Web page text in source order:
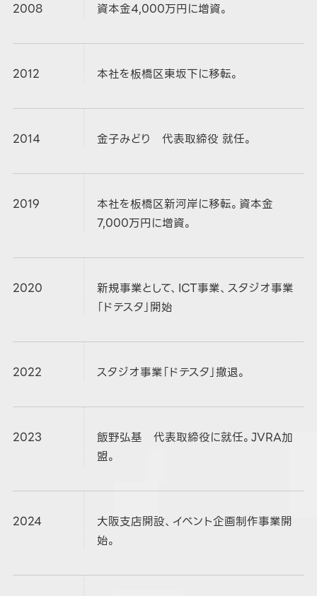
2008 資本金4,000万円に増資。
2012 本社を板橋区東坂下に移転。
2014 金子みどり 代表取締役 就任。
2019
本社を板橋区新河岸に移転。資本金
7,000万円に増資。
2020
新規事業として、ICT事業、スタジオ事業
「ドテスタ」開始
2022 スタジオ事業「ドテスタ」撤退。
2023
飯野弘基 代表取締役に就任。JVRA加
盟。
2024
大阪支店開設、イベント企画制作事業開
始。